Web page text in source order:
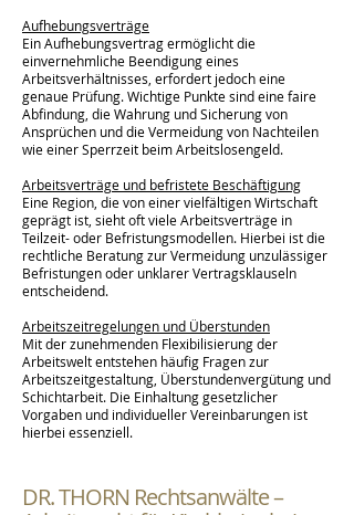
Aufhebungsverträge
Ein Aufhebungsvertrag ermöglicht die
einvernehmliche Beendigung eines
Arbeitsverhältnisses, erfordert jedoch eine
genaue Prüfung. Wichtige Punkte sind eine faire
Abfindung, die Wahrung und Sicherung von
Ansprüchen und die Vermeidung von Nachteilen
wie einer Sperrzeit beim Arbeitslosengeld.
Arbeitsverträge und befristete Beschäftigung
Eine Region, die von einer vielfältigen Wirtschaft
geprägt ist, sieht oft viele Arbeitsverträge in
Teilzeit- oder Befristungsmodellen. Hierbei ist die
rechtliche Beratung zur Vermeidung unzulässiger
Befristungen oder unklarer Vertragsklauseln
entscheidend.
Arbeitszeitregelungen und Überstunden
Mit der zunehmenden Flexibilisierung der
Arbeitswelt entstehen häufig Fragen zur
Arbeitszeitgestaltung, Überstundenvergütung und
Schichtarbeit. Die Einhaltung gesetzlicher
Vorgaben und individueller Vereinbarungen ist
hierbei essenziell.
DR. THORN Rechtsanwälte –